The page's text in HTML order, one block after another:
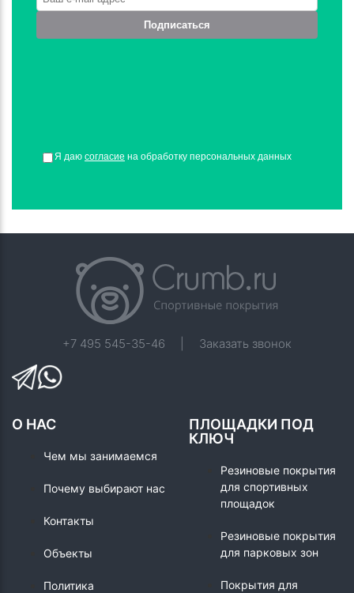
Подписаться
Я даю согласие на обработку персональных данных
+7 495 545-35-46 Заказать звонок
О НАС
Чем мы занимаемся
Почему выбирают нас
Контакты
Объекты
Политика
ПЛОЩАДКИ ПОД
КЛЮЧ
Резиновые покрытия
для спортивных
площадок
Резиновые покрытия
для парковых зон
Покрытия для